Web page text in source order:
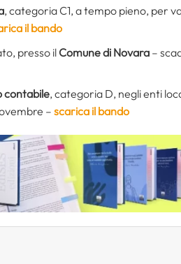
, categoria C1, a tempo pieno, per
il bando
presso il Comune di Novara–
contabile, categoria D, negli enti
– scarica il bando